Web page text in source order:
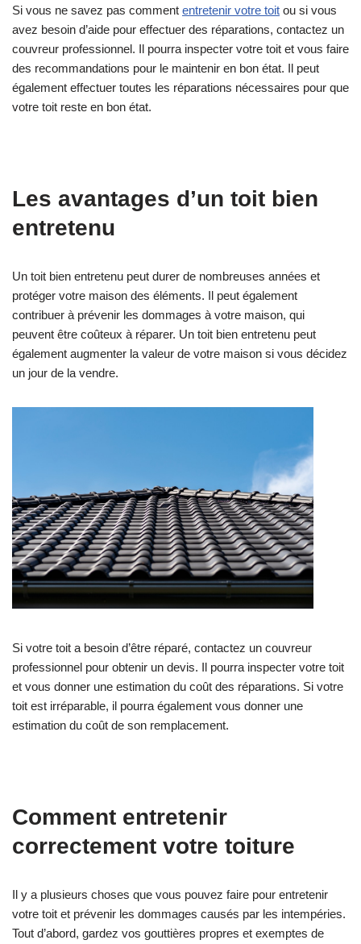
Si vous ne savez pas comment entretenir votre toit ou si vous
avez besoin d’aide pour effectuer des réparations, contactez un
couvreur professionnel. Il pourra inspecter votre toit et vous faire
des recommandations pour le maintenir en bon état. Il peut
également effectuer toutes les réparations nécessaires pour que
votre toit reste en bon état.
Les avantages d’un toit bien
entretenu
Un toit bien entretenu peut durer de nombreuses années et
protéger votre maison des éléments. Il peut également
contribuer à prévenir les dommages à votre maison, qui
peuvent être coûteux à réparer. Un toit bien entretenu peut
également augmenter la valeur de votre maison si vous décidez
un jour de la vendre.
Si votre toit a besoin d’être réparé, contactez un couvreur
professionnel pour obtenir un devis. Il pourra inspecter votre toit
et vous donner une estimation du coût des réparations. Si votre
toit est irréparable, il pourra également vous donner une
estimation du coût de son remplacement.
Comment entretenir
correctement votre toiture
Il y a plusieurs choses que vous pouvez faire pour entretenir
votre toit et prévenir les dommages causés par les intempéries.
Tout d’abord, gardez vos gouttières propres et exemptes de